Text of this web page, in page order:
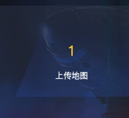
1
上传地图